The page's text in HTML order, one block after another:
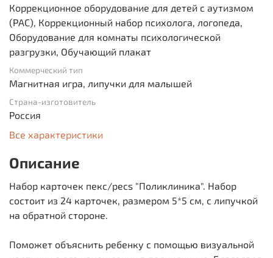
Коррекционное оборудование для детей с аутизмом
(РАС), Коррекционный набор психолога, логопеда,
Оборудование для комнаты психологической
разгрузки, Обучающий плакат
Коммерческий тип
Магнитная игра, липучки для малышей
Страна-изготовитель
Россия
Все характеристики
Описание
Набор карточек пекс/pecs "Поликлиника". Набор
состоит из 24 карточек, размером 5*5 см, с липучкой
на обратной стороне.
Поможет объяснить ребенку с помощью визуальной